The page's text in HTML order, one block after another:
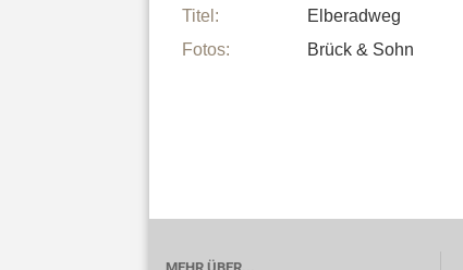
Titel:
Fotos:
Elberadweg
Brück & Sohn